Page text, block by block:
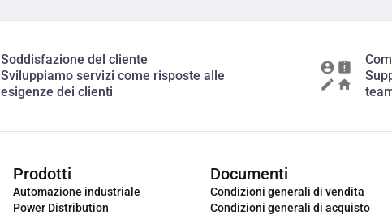
Soddisfazione del cliente
Sviluppiamo servizi come risposte alle
esigenze dei clienti
Prodotti
Automazione industriale
Power Distribution
Documenti
Condizioni generali di vendita
Condizioni generali di acquisto